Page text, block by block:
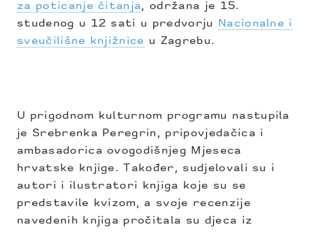
za poticanje čitanja, održana je 15.
studenog u 12 sati u predvorju
Nacionalne i
sveučilišne knjižnice u Zagrebu.
U prigodnom kulturnom programu nastupila
je Srebrenka Peregrin, pripovjedačica i
ambasadorica ovogodišnjeg Mjeseca
hrvatske knjige. Također, sudjelovali su i
autori i ilustratori knjiga koje su se
predstavile kvizom, a svoje recenzije
navedenih knjiga pročitala su djeca iz